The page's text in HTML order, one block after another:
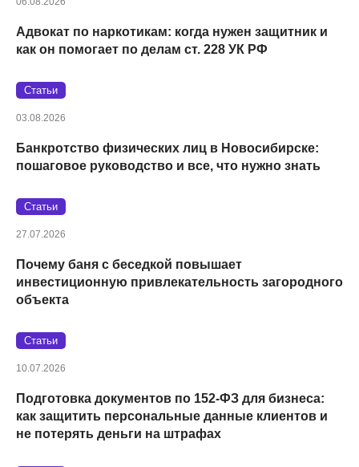
Адвокат по наркотикам: когда нужен защитник и
как он помогает по делам ст. 228 УК РФ
Статьи
03.08.2026
Банкротство физических лиц в Новосибирске:
пошаговое руководство и все, что нужно знать
Статьи
27.07.2026
Почему баня с беседкой повышает
инвестиционную привлекательность загородного
объекта
Статьи
10.07.2026
Подготовка документов по 152‑ФЗ для бизнеса:
как защитить персональные данные клиентов и
не потерять деньги на штрафах